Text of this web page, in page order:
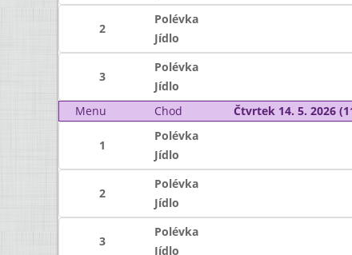
2
Polévka
Jídlo
3
Polévka
Jídlo
Menu
Chod Čtvrtek 14. 5. 2026
1
Polévka
Jídlo
2
Polévka
Jídlo
3
Polévka
Jídlo